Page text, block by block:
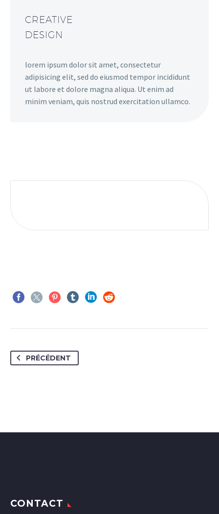
CREATIVE
DESIGN
lorem ipsum dolor sit amet, consectetur
adipisicing elit, sed do eiusmod tempor incididunt
ut labore et dolore magna aliqua. Ut enim ad
minim veniam, quis nostrud exercitation ullamco.
PRÉCÉDENT
CONTACT